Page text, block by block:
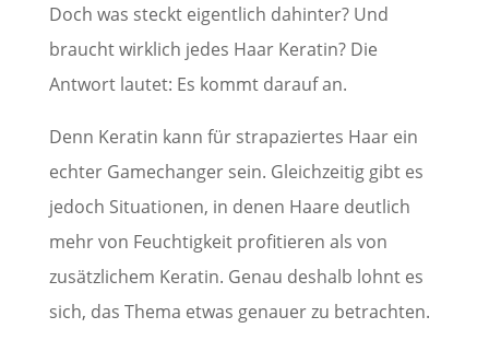
Doch was steckt eigentlich dahinter? Und
braucht wirklich jedes Haar Keratin? Die
Antwort lautet: Es kommt darauf an.
Denn Keratin kann für strapaziertes Haar ein
echter Gamechanger sein. Gleichzeitig gibt es
jedoch Situationen, in denen Haare deutlich
mehr von Feuchtigkeit profitieren als von
zusätzlichem Keratin. Genau deshalb lohnt es
sich, das Thema etwas genauer zu betrachten.